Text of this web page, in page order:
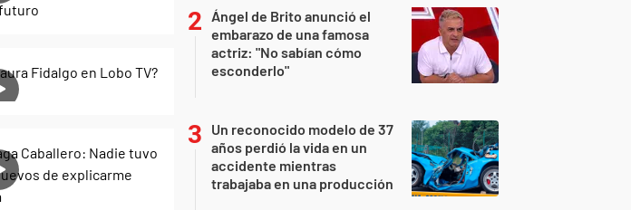
Ángel de Brito anunció el
embarazo de una famosa
actriz: "No sabían cómo
esconderlo"
Un reconocido modelo de 37
años perdió la vida en un
accidente mientras
trabajaba en una producción